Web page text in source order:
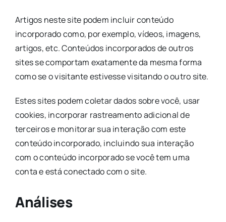
Artigos neste site podem incluir conteúdo
incorporado como, por exemplo, vídeos, imagens,
artigos, etc. Conteúdos incorporados de outros
sites se comportam exatamente da mesma forma
como se o visitante estivesse visitando o outro site.
Estes sites podem coletar dados sobre você, usar
cookies, incorporar rastreamento adicional de
terceiros e monitorar sua interação com este
conteúdo incorporado, incluindo sua interação
com o conteúdo incorporado se você tem uma
conta e está conectado com o site.
Análises